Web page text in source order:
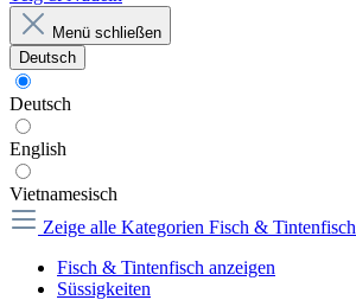
Menü schließen
Deutsch
Deutsch
English
Vietnamesisch
Zeige alle Kategorien Fisch & Tintenfisch
Fisch & Tintenfisch anzeigen
Süssigkeiten